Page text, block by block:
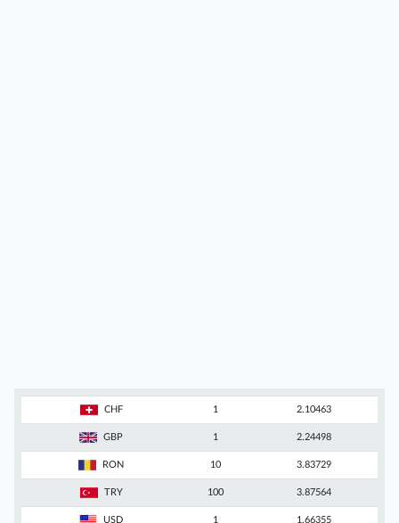
CHF 1 2.10463
GBP 1 2.24498
RON 10 3.83729
TRY 100 3.87564
USD 1 1.66355